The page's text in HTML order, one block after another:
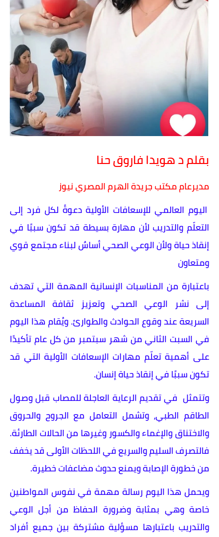
بقلم د هويدا فاروق حنا
مديرعام مكتب جريدة الهرم المصري نيوز
اليوم العالمي للإسعافات الأولية دعوةً لكل فرد إلى
التعلّم والتدريب لأن مهارة بسيطة قد تكون سببًا في
إنقاذ حياة ولأن الوعي الصحي أساسٌ لبناء مجتمع قوي
ومتعاون
باعتبارة من المناسبات الإنسانية المهمة التي تهدف
إلى نشر الوعي الصحي وتعزيز ثقافة المساعدة
السريعة عند وقوع الحوادث والطوارئ. ويُقام هذا اليوم
في السبت الثاني من شهر سبتمبر من كل عام تأكيدًا
على أهمية تعلّم مهارات الإسعافات الأولية التي قد
تكون سببًا في إنقاذ حياة إنسان.
وتتمثل في تقديم الرعاية العاجلة للمصاب قبل وصول
الطاقم الطبي، وتشمل التعامل مع الجروح والحروق
والاختناق والإغماء والكسور وغيرها من الحالات الطارئة.
فالتصرف السليم والسريع في اللحظات الأولى قد يخفف
من خطورة الإصابة ويمنع حدوث مضاعفات خطيرة.
ويحمل هذا اليوم رسالة مهمة في نفوس المواطنين
خاصة وهي بمثابة وضرورة الحفاظ من أجل الوعي
والتدريب باعتبارها مسؤلية مشتركة بين جميع أفراد